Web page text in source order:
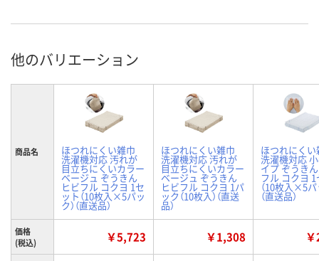
他のバリエーション
商品名 ほつれにくい雑巾
洗濯機対応 汚れが
目立ちにくいカラー
ベージュ ぞうきん
ヒビフル コクヨ 1セ
ット（10枚入×5パッ
ク）（直送品）
ほつれにくい雑巾
洗濯機対応 汚れが
目立ちにくいカラー
ベージュ ぞうきん
ヒビフル コクヨ 1パ
ック（10枚入）（直送
品）
ほつれにくい
洗濯機対応
イプ ぞうき
フル コクヨ
（10枚入×5パ
（直送品）
価格
(税込)
￥5,723 ￥1,308